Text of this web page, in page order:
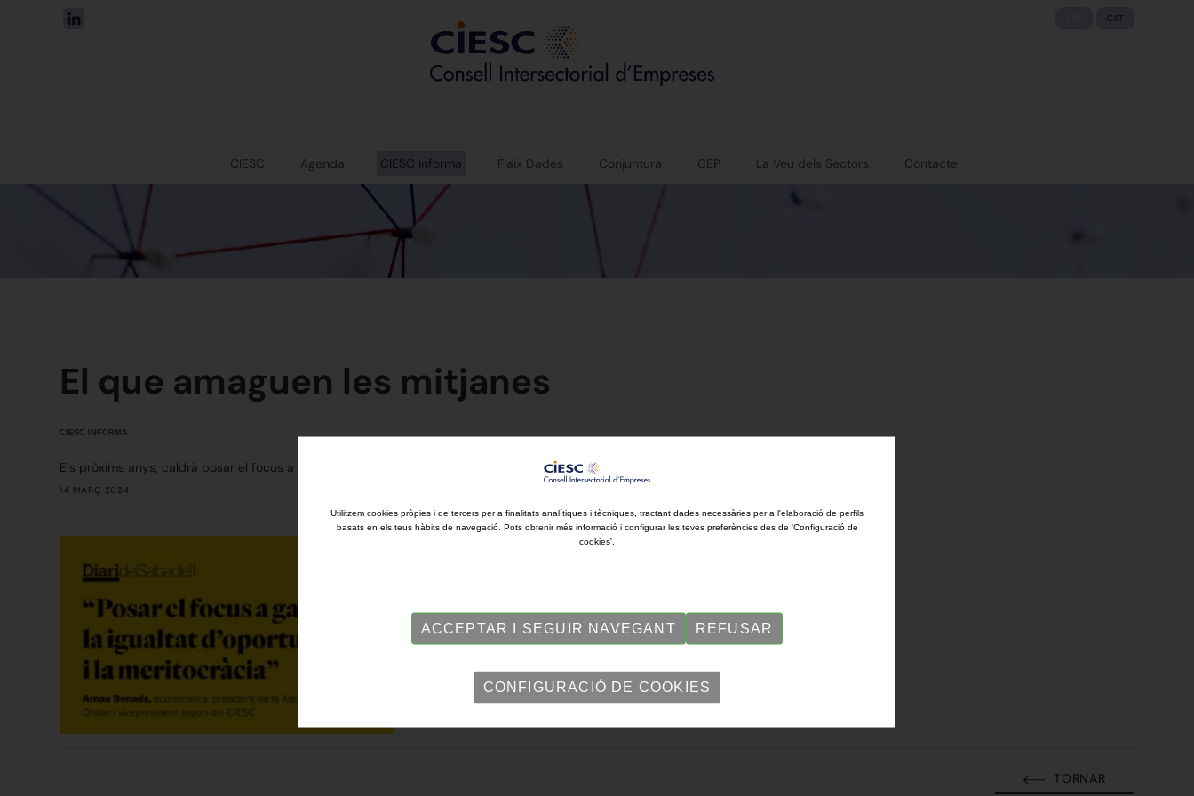
CAT
CIESC Agenda CIESC Informa Flaix Dades Conjuntura CEP La Veu dels Sectors Contacte
El que amaguen les mitjanes
CIESC INFORMA
Els pròxims anys, caldrà posar el focus a garantir la igualtat d'oportunitats i la meritocràcia.
14 MARÇ 2024
TORNAR
Utilitzem cookies pròpies i de tercers per a finalitats analítiques i tècniques, tractant dades necessàries per a l'elaboració de perfils
basats en els teus hàbits de navegació. Pots obtenir més informació i configurar les teves preferències des de 'Configuració de
cookies'.
ACCEPTAR I SEGUIR NAVEGANT REFUSAR
CONFIGURACIÓ DE COOKIES